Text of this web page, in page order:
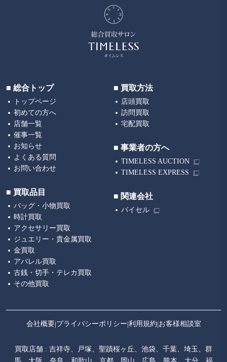
■ 総合トップ
トップページ
初めての方へ
店舗一覧
催事一覧
お知らせ
よくある質問
お問い合わせ
■ 買取品目
バッグ・小物買取
時計買取
アクセサリー買取
ジュエリー・貴金属買取
金買取
アパレル買取
古銭・切手・テレカ買取
その他買取
■ 買取方法
店頭買取
訪問買取
宅配買取
■ 事業者の方へ
TIMELESS AUCTION
TIMELESS EXPRESS
■ 関連会社
バイセル
会社概要 プライバシーポリシー 利用規約 お客様相談室
買取店舗 : 吉祥寺 戸塚 聖蹟桜ヶ丘 池袋 千葉 埼玉
群
馬
大阪 奈良 和歌山 京都 岡山 広島 熊本 大分 福